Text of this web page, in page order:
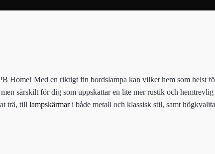
Home! Med en riktigt fin bordslampa kan vilket hem som helst
särskilt för dig som uppskattar en lite mer rustik och
trä, till lampskärmari både metall och klassisk stil, samt